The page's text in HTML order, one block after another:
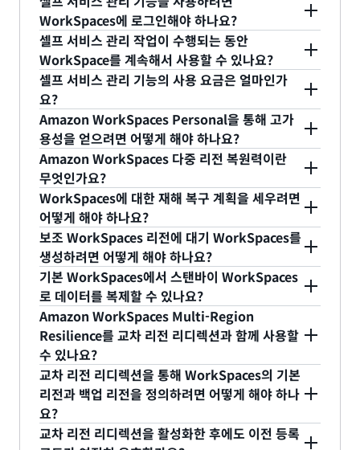
UserConnected
Stopped
Maintenance
TrustedDeviceValidationAttempt
TrustedDeviceValidationSuccess
TrustedDeviceValidationFailure
TrustedDeviceCertificateDaysBeforeExpiration
CPUUsage
MemoryUsage
RootVolumeDiskUsage
UserVolumeDiskUsage
UDPPacketLossRate
UpTime
자세한 내용은CloudWatch 지표를 사용한
Events 사용 방법에 대한 자세한 내용은
CloudWatch Events 사용 설명서를 참조하십시오.
CloudWatch Alarms 등의 다른 CloudWatch 서비
스도 포함됩니다. 이러한 모든 서비스는
CloudWatch Events와 통합되므로 이벤트를 기반
으로 서비스를 시작할 수 있습니다.
WorkSpaces 관리자 콘솔에서 직접 요구 사항에 적
합한 특정 셀프 서비스 관리 기능을 활성화할 수 있습
니다. 자세한 내용은사용자를 위한 셀프 서비스
WorkSpace 관리 기능 활성화를 참조하세요.
등록할 때 이러한 기능을 활성화하지 않도록 선택할
수 있습니다. 관리자는 WorkSpaces 콘솔에서 특정
셀프 서비스 관리 기능을 수정할 수 있습니다.
[Directories] 페이지에서 셀프 서비스 관리를 수정하
려는 디렉터리를 선택합니다. 그런 다음 [Actions] 메
뉴에서 [Update Details]를 선택합니다. 셀프 서비
스 관리 기능 옵션은 [User Self Service
Permissions] 섹션에 있습니다. WorkSpaces API
를 사용하여 셀프 서비스 관리 기능을 수정할 수도 있
습니다.
셀프 서비스 관리 기능은 Windows 및 Mac,
Android 및 Android 앱 지원 ChromeOS 디바이스
의 WorkSpaces 클라이언트를 통해 사용자가 사용
할 수 있습니다.
WorkSpaces에 로그인해야 하나요?
예. 셀프 서비스 관리 기능을 사용하려면 인증해야 합
니다.
셀프 서비스 관리 작업이 수행되는 동안
WorkSpace를 계속해서 사용할 수 있나요?
디스크 크기 또는 실행 모드를 변경하는 동안에는
WorkSpace를 계속해서 사용할 수 있습니다. 단, 다
시 시작, 다시 구축, 복원 및 컴퓨팅 유형 변경을 수행
하려면 WorkSpaces 세션 연결을 끊어야 합니다.
셀프 서비스 관리 기능의 사용 요금은 얼마인가
요?
셀프 서비스 관리 기능은 추가 비용 없이 제공됩니다.
WorkSpace 번들 유형 변경 또는 볼륨 크기 증가 같
은 태스크에 대해 셀프 서비스 관리를 활성화할 수 있
습니다. 최종 사용자가 이러한 작업을 수행하면 해당
WorkSpaces에 대한 청구 요율이 변경될 수 있습니
다.
Amazon WorkSpaces Personal을 통해 고가
용성을 얻으려면 어떻게 해야 하나요?
유지 관리 및 중단 이벤트로 인한 가동 중지 시간을
줄이려면 WorkSpaces Personal을 여러 리전에 배
포하고 각 리전의 WorkSpaces 유지 관리 일정이 겹
치지 않도록 해야 합니다. 사용자를 유지 관리 상태가
아닌 WorkSpaces 리전으로 보낼 수 있도록 교차 리
전 리디렉션을 사용하세요. WorkSpaces 교차 리전
리디렉션에 대한 자세한 내용은Amazon
WorkSpaces 설명서를 참조하세요.
Amazon WorkSpaces 다중 리전 복원력이란
무엇인가요?
Amazon WorkSpaces Multi-Region Resilience
는 보조 WorkSpaces 리전에 자동화된 중복 가상 데
스크톱 인프라를 제공하고 운영 중단으로 인해 기본
리전에 연결할 수 없는 경우 보조 리전으로 사용자를
리디렉션하는 프로세스를 간소화합니다.
WorkSpaces에 대한 재해 복구 계획을 세우려면
어떻게 해야 하나요?
WorkSpaces 다중 리전 복원력을 교차 리전 리디렉
션과 함께 사용하여 보조 WorkSpaces 리전에 중복
가상 데스크톱 인프라를 배포하고 가동 중단 이벤트
에 대비하여 교차 리전 장애 조치 전략을 설계합니다.
WorkSpaces 교차 리전 리디렉션은 도메인 이름 시
스템(DNS) 장애 조치 및 상태 확인 기능을 활용하여
기본 WorkSpaces 리전에 연결할 수 없는 경우 사용
자가 재해 복구 리전의 WorkSpaces에 로그인하도
록 합니다. 자세한 내용은Amazon WorkSpaces 설
명서에서 WorkSpaces 다중 리전 복원력 및 교차 리
전 리디렉션을 참조하세요.
보조 WorkSpaces 리전에 대기 WorkSpaces를
생성하려면 어떻게 해야 하나요?
다중 리전 복원력 보장을 위한 WorkSpaces 대기 구
성을 적용하면 대기 배포 생성과 유지 관리를 자동화
할 수 있습니다. 선호하는 보조 리전에 사용자 디렉터
리를 설정한 후 AWS Management Console 또는
AWS SDK를 통해 기본 리전에서 대기 WorkSpaces
를 생성할 WorkSpaces를 선택하면 됩니다. 시스템
은 기본 WorkSpaces의 최신 번들을 사용하여 보조
지역에 스탠바이 WorkSpaces를 자동으로 프로비저
닝합니다. 기본적으로 시스템은 사용자 볼륨(D 드라
기본 WorkSpaces에서 스탠바이 WorkSpaces
로 데이터를 복제할 수 있나요?
예. 보조 지역에서 스탠바이 WorkSpaces를 설정한
후 데이터 복제를 활성화하여 기본 WorkSpaces의
루트 볼륨(C 드라이브) 과 사용자 볼륨(D 드라이브)을
모두 스탠바이 WorkSpaces로 복사할 수 있습니다.
데이터 복제는 단방향입니다. 활성화되면 시스템에서
기본 AWS 리전의 데이터를 보조 AWS 리전으로 복
제합니다. 자세한 내용은Amazon WorkSpaces
Amazon WorkSpaces Multi-Region
Resilience를 교차 리전 리디렉션과 함께 사용할
수 있나요?
예. Amazon WorkSpaces Multi-Region
Resilience는 기존 교차 리전 리디렉션 기능을 활용
하고, 가동 중단을 야기하는 이벤트로 인해 기본
WorkSpaces 리전에 연결할 수 없을 때 사용자를 보
교차 리전 리디렉션을 통해 WorkSpaces의 기본
리전과 백업 리전을 정의하려면 어떻게 해야 하나
요?
리전 우선 순위를 정의하려면 DNS의 FQDN에 대한
교차 리전 리디렉션을 활성화한 후에도 이전 등록